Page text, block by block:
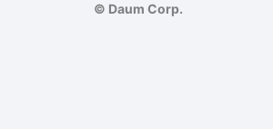
© Daum Corp.